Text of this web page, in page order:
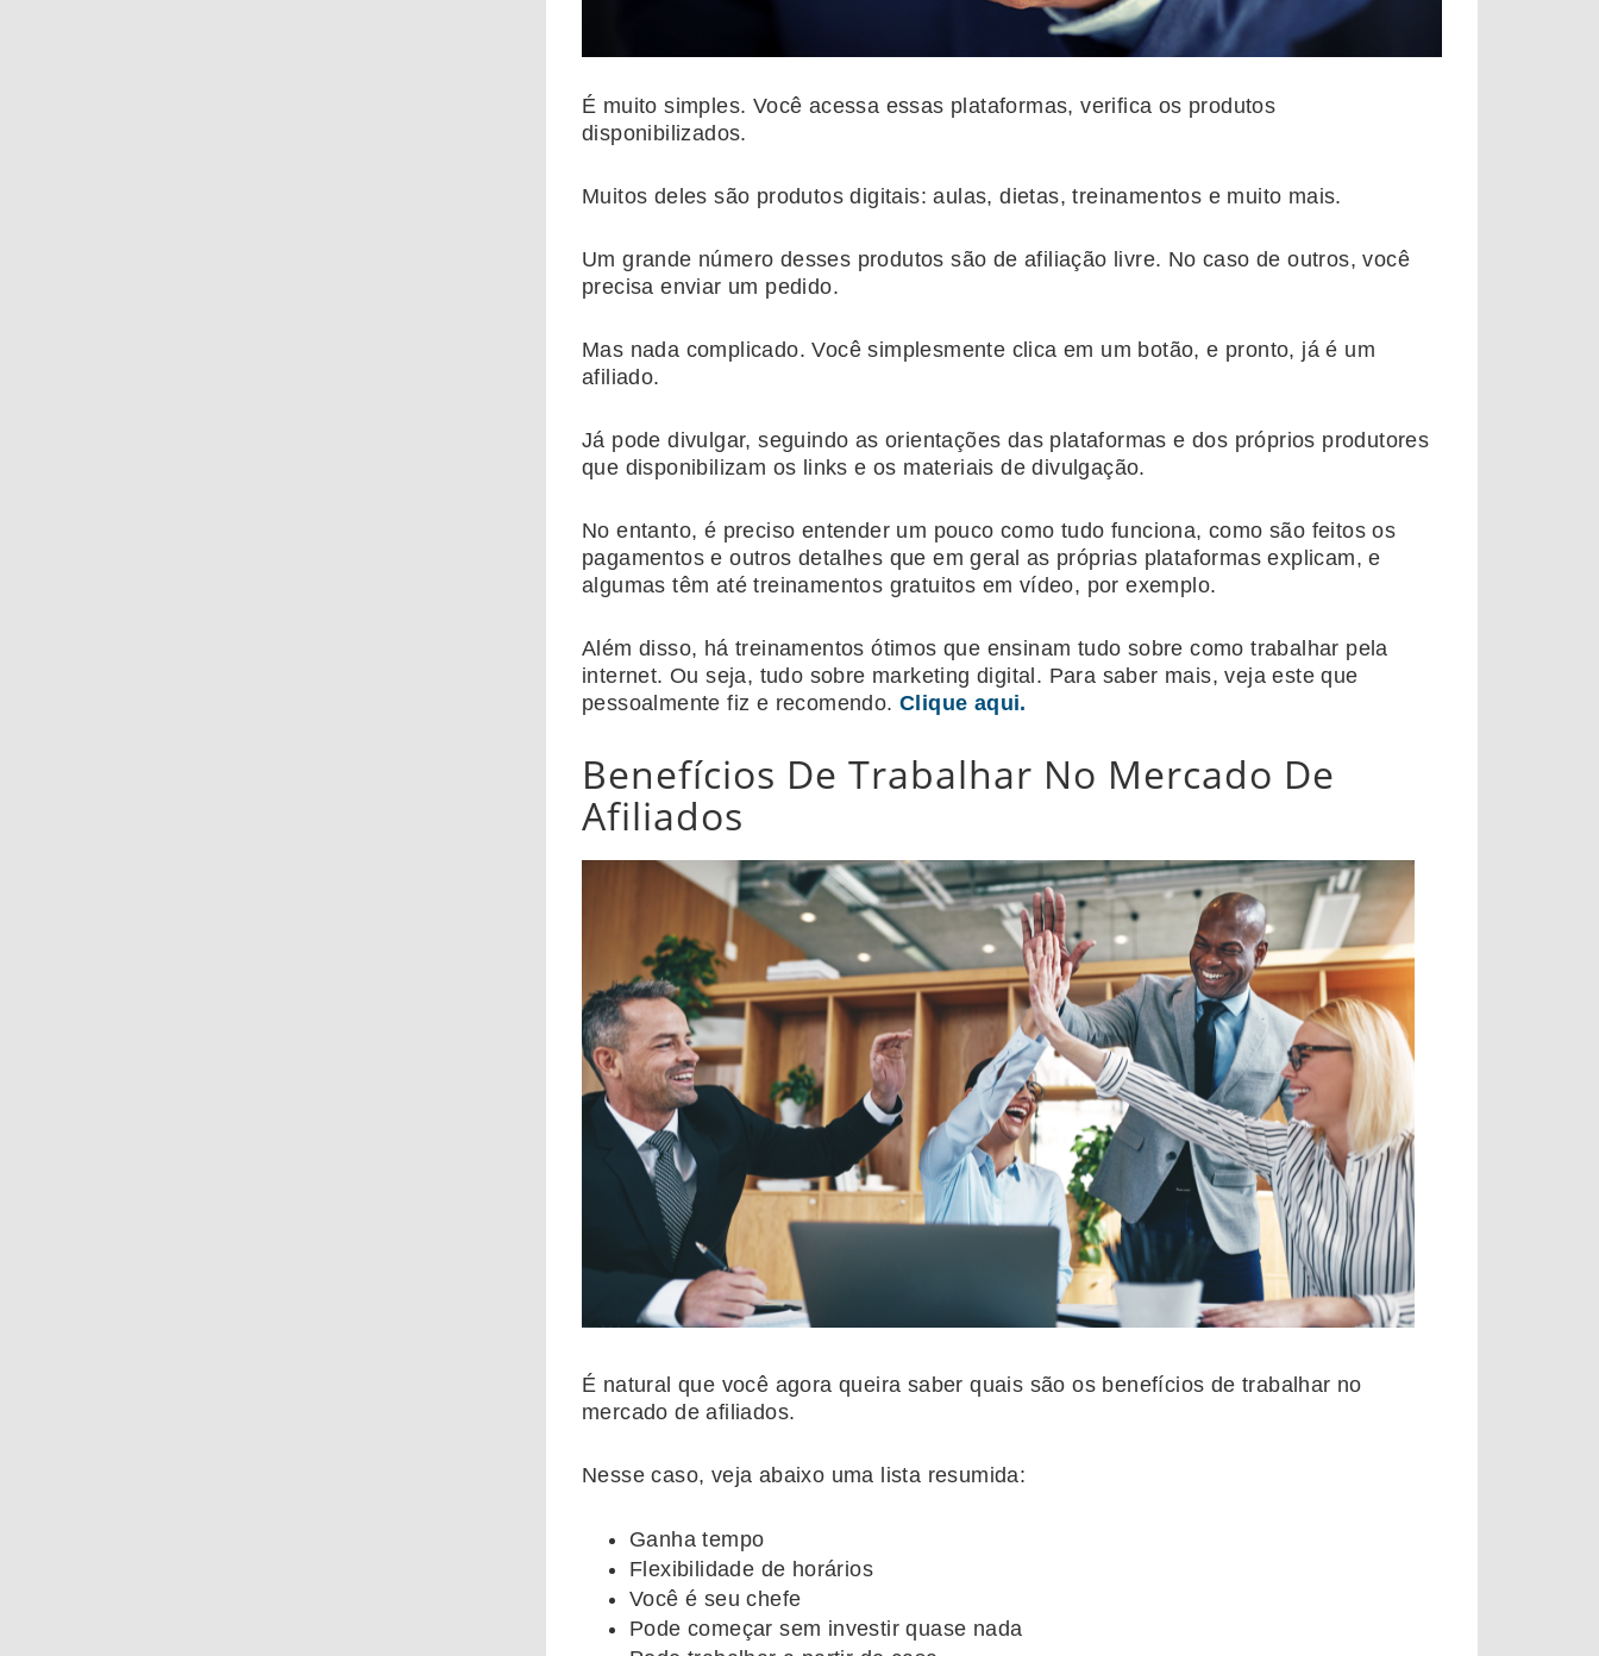
É muito simples. Você acessa essas plataformas, verifica os produtos
disponibilizados.
Muitos deles são produtos digitais: aulas, dietas, treinamentos e muito mais.
Um grande número desses produtos são de afiliação livre. No caso de outros, você
precisa enviar um pedido.
Mas nada complicado. Você simplesmente clica em um botão, e pronto, já é um
afiliado.
Já pode divulgar, seguindo as orientações das plataformas e dos próprios produtores
que disponibilizam os links e os materiais de divulgação.
No entanto, é preciso entender um pouco como tudo funciona, como são feitos os
pagamentos e outros detalhes que em geral as próprias plataformas explicam, e
algumas têm até treinamentos gratuitos em vídeo, por exemplo.
Além disso, há treinamentos ótimos que ensinam tudo sobre como trabalhar pela
internet. Ou seja, tudo sobre marketing digital. Para saber mais, veja este que
pessoalmente fiz e recomendo. Clique aqui.
Benefícios De Trabalhar No Mercado De
Afiliados
É natural que você agora queira saber quais são os benefícios de trabalhar no
mercado de afiliados.
Nesse caso, veja abaixo uma lista resumida:
Ganha tempo
Flexibilidade de horários
Você é seu chefe
Pode começar sem investir quase nada